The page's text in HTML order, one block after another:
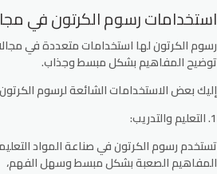
استخدامات رسوم الكرتون في
رسوم الكرتون لها استخدامات متعددة في
توضيح المفاهيم بشكل مبسط وجذاب.
إليك بعض الاستخدامات الشائعة لرسوم
1. التعليم والتدريب:
تستخدم رسوم الكرتون في صناعة المواد
المفاهيم الصعبة بشكل مبسط وسهل الفهم،